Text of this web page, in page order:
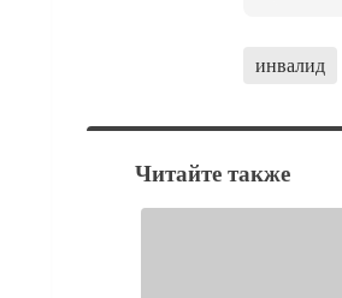
инвалид
Читайте также